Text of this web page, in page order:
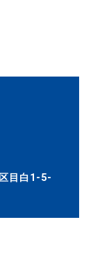
目白1-5-